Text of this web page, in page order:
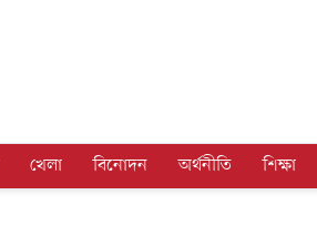
খেলা বিনোদন অর্থনীতি শিক্ষা